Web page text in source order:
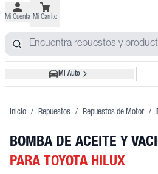
Mi Cuenta Mi Carrito
Mi Auto
Inicio / Repuestos / Repuestos de Motor /
BOMBA DE ACEITE Y
PARA TOYOTA HILUX